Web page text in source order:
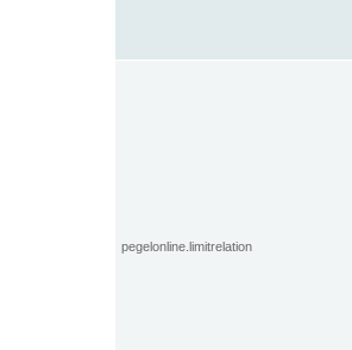
pegelonline.limitrelation